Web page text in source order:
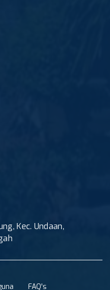
Kec. Undaan,
FAQ's